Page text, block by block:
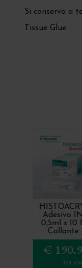
Si conserva a
Tissue Glue
Adesivo
0,5ml x 10
Collante
BBraun -
€
iva